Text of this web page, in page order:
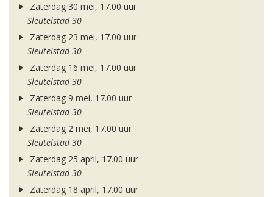
Zaterdag 30 mei, 17.00 uur
Sleutelstad 30
Zaterdag 23 mei, 17.00 uur
Sleutelstad 30
Zaterdag 16 mei, 17.00 uur
Sleutelstad 30
Zaterdag 9 mei, 17.00 uur
Sleutelstad 30
Zaterdag 2 mei, 17.00 uur
Sleutelstad 30
Zaterdag 25 april, 17.00 uur
Sleutelstad 30
Zaterdag 18 april, 17.00 uur